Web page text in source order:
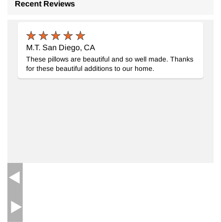
Recent Reviews
M.T. San Diego, CA
These pillows are beautiful and so well made. Thanks
for these beautiful additions to our home.